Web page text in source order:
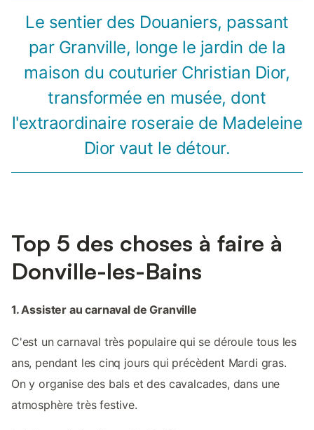
Le sentier des Douaniers, passant
par Granville, longe le jardin de la
maison du couturier Christian Dior,
transformée en musée, dont
l'extraordinaire roseraie de Madeleine
Dior vaut le détour.
Top 5 des choses à faire à
Donville-les-Bains
1. Assister au carnaval de Granville
C'est un carnaval très populaire qui se déroule tous les
ans, pendant les cinq jours qui précèdent Mardi gras.
On y organise des bals et des cavalcades, dans une
atmosphère très festive.